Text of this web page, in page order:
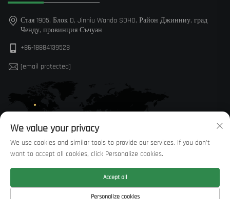
Стая 1905, Блок D, Jinniu Wanda SOHO, Район Джинниу, град
Ченду, провинция Съчуан
+86-18884139528
[email protected]
Всички права запазени © Sichuan Huaxi Trading Co., LTD —Политика
We value your privacy
We use cookies and similar tools to provide our services. If you don't
want to accept all cookies, click Personalize cookies.
Personalize cookies
Accept all